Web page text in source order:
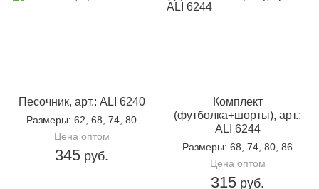
Песочник, арт.: ALI 6240
Размеры: 62, 68, 74, 80
Цена оптом
345 руб.
Комплект
(футболка+шорты), арт.:
ALI 6244
Размеры: 68, 74, 80, 86
Цена оптом
315 руб.